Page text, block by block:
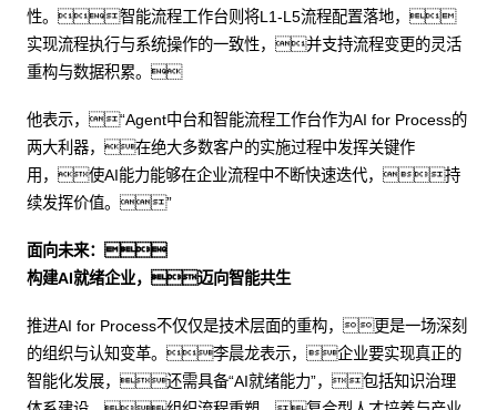
性。智能流程工作台则将L1-L5流程配置落地，
实现流程执行与系统操作的一致性，并支持流程变更的灵活
重构与数据积累。
他表示，“Agent中台和智能流程工作台作为AI for Process的
两大利器，在绝大多数客户的实施过程中发挥关键作
用，使AI能力能够在企业流程中不断快速迭代，持
续发挥价值。”
面向未来：
构建AI就绪企业，迈向智能共生
推进AI for Process不仅仅是技术层面的重构，更是一场深刻
的组织与认知变革。李晨龙表示，企业要实现真正的
智能化发展，还需具备“AI就绪能力”，包括知识治理